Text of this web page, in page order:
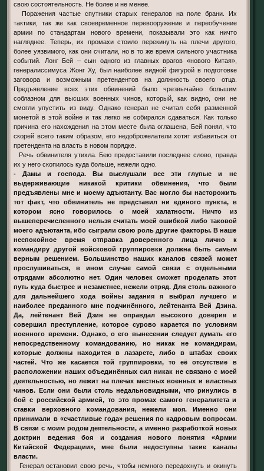
свою состоятельность. Не более и не менее.
Поражения частые спутники старых генералов на поле брани. Их
тактики, так же как своевременное перевооружение и переобучение
армии по стандартам нового времени, показывали это как ничто
нагляднее. Теперь, их промахи стоило перекинуть на плечи другого,
более уязвимого, как они считали, но в то же время сильного участника
событий. Лонг Бей – сын одного из главных врагов «нового Китая»,
генералиссимуса Жонг Ху, был наиболее видной фигурой в подготовке
заговора и возможным претендентов на должность своего отца.
Предъявление всех этих обвинений было чрезвычайно большим
соблазном для высших военных чинов, который, как видно, они не
смогли упустить из виду. Однако генерал не считал себя разменной
монетой в этой войне и так легко не собирался сдаваться. Как только
причина его нахождения на этом месте была оглашена, Бей понял, что
скорей всего таким образом, его недоброжелатели хотят избавиться от
претендента на власть в новом порядке.
Речь обвинителя утихла. Бею предоставили последнее слово, правда
их у него скопилось куда больше, нежели одно.
- Дамы и господа. Вы выслушали все эти глупые и не
выдерживающие никакой критики обвинения, что были
предъявлены мне и моему адъютанту. Вас могло бы насторожить
тот факт, что обвинитель не представил ни единого пункта, в
котором ясно говорилось о моей халатности. Ничто из
вышеперечисленного нельзя считать моей ошибкой либо таковой
моего адъютанта, ибо сыграли свою роль другие факторы. В наше
неспокойное время отправка доверенного лица лично к
командиру другой войсковой группировки должна быть самым
верным решением. Большинство наших каналов связей может
прослушиваться, в ином случае самой связи с отдельными
отрядами абсолютно нет. Один человек сможет проделать этот
путь куда быстрее и незаметнее, нежели отряд. Для столь важного
для дальнейшего хода войны задания я выбрал лучшего и
наиболее преданного мне подчинённого, лейтенанта Вей Дзина.
Да, лейтенант Вей Дзин не оправдал высокого доверия и
совершил преступление, которое сурово карается по условиям
военного времени. Однако, о его вынесении следует думать его
непосредственному командованию, но никак не командирам,
которые должны находится в лазарете, либо в штабах своих
частей. Что же касается той группировки, то её отсутствие в
расположении наших объединённых сил никак не связано с моей
деятельностью, но лежит на плечах местных военных и властных
чинов. Если они были столь недальновидными, что ринулись в
бой с российской армией, то это промах самого генералитета и
ставки верховного командования, нежели моя. Именно они
принимали в «счастливые года» решения по кадровым вопросам.
В связи с моим родом деятельности, а именно разработкой новых
доктрин ведения боя и создания нового понятия «Армии
Китайской Федерации», мне были недоступны такие каналы
власти.
Генерал остановил свою речь, чтобы немного передохнуть и окинуть